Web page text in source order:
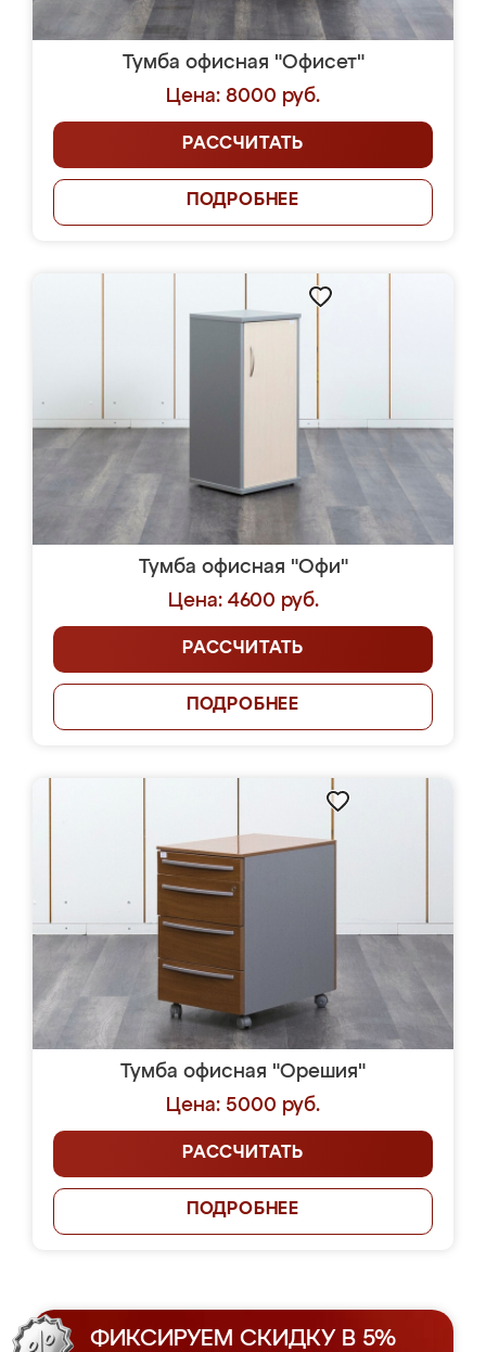
Тумба офисная "Офисет"
Цена: 8000 руб.
РАССЧИТАТЬ
ПОДРОБНЕЕ
Тумба офисная "Офи"
Цена: 4600 руб.
РАССЧИТАТЬ
ПОДРОБНЕЕ
Тумба офисная "Орешия"
Цена: 5000 руб.
РАССЧИТАТЬ
ПОДРОБНЕЕ
ФИКСИРУЕМ СКИДКУ В 5%